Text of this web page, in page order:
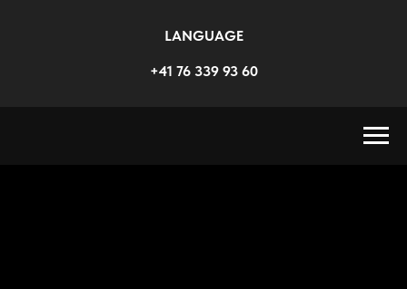
LANGUAGE
+41 76 339 93 60